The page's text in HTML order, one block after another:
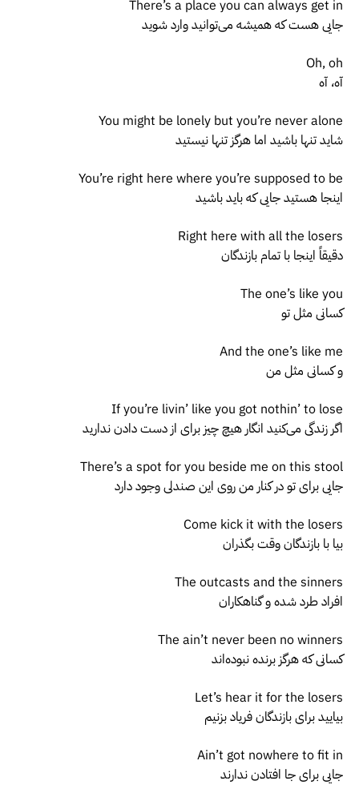
There’s a place you can always get in
جایی هست که همیشه می‌توانید وارد شوید
Oh, oh
آه، آه
You might be lonely but you’re never alone
شاید تنها باشید اما هرگز تنها نیستید
You’re right here where you’re supposed to be
اینجا هستید جایی که باید باشید
Right here with all the losers
دقیقاً اینجا با تمام بازندگان
The one’s like you
کسانی مثل تو
And the one’s like me
و کسانی مثل من
If you’re livin’ like you got nothin’ to lose
اگر زندگی می‌کنید انگار هیچ چیز برای از دست دادن ندارید
There’s a spot for you beside me on this stool
جایی برای تو در کنار من روی این صندلی وجود دارد
Come kick it with the losers
بیا با بازندگان وقت بگذران
The outcasts and the sinners
افراد طرد شده و گناهکاران
The ain’t never been no winners
کسانی که هرگز برنده نبوده‌اند
Let’s hear it for the losers
بیایید برای بازندگان فریاد بزنیم
Ain’t got nowhere to fit in
جایی برای جا افتادن ندارند